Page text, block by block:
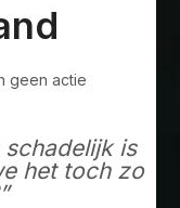
geen actie
schadelijk is
het toch zo